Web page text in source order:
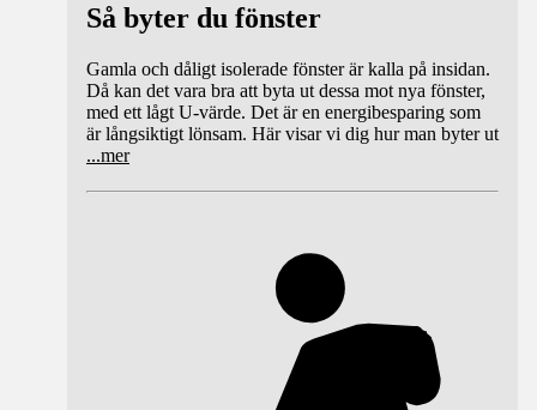
Så byter du fönster
Gamla och dåligt isolerade fönster är kalla på insidan.
Då kan det vara bra att byta ut dessa mot nya fönster,
med ett lågt U-värde. Det är en energibesparing som
är långsiktigt lönsam. Här visar vi dig hur man byter ut
...mer